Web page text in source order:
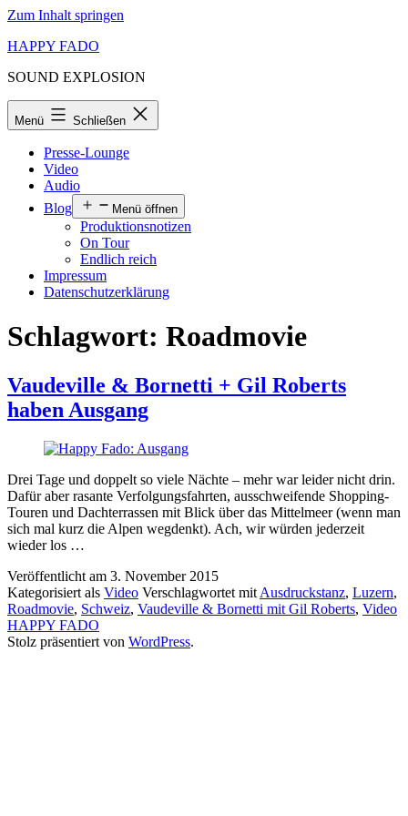
Zum Inhalt springen
HAPPY FADO
SOUND EXPLOSION
Menü Schließen
Presse-Lounge
Video
Audio
Blog
Menü öffnen
Produktionsnotizen
On Tour
Endlich reich
Impressum
Datenschutzerklärung
Schlagwort: Roadmovie
Vaudeville & Bornetti + Gil Roberts
haben Ausgang
Drei Tage und doppelt so viele Nächte – mehr war leider nicht drin.
Dafür aber rasante Verfolgungsfahrten, ausschweifende Shopping-
Touren und Dachterrassen mit Blick über das Mittelmeer (wenn man
sich mal kurz die Alpen wegdenkt). Ach, wir würden jederzeit
wieder los …
Veröffentlicht am 3. November 2015
Kategorisiert als Video Verschlagwortet mit Ausdruckstanz, Luzern,
Roadmovie, Schweiz, Vaudeville & Bornetti mit Gil Roberts, Video
HAPPY FADO
Stolz präsentiert von WordPress.